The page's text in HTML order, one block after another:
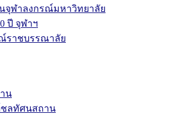
จุฬาลงกรณ์มหาวิทยาลัย
ปี จุฬาฯ
ราชบรรณาลัย
น
ลทัศนสถาน